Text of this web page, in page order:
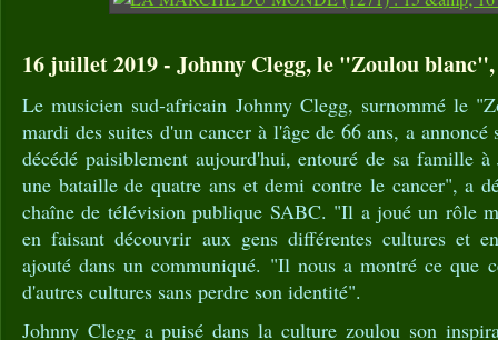
16 juillet 2019 - Johnny Clegg, le "Zoulou blanc",
Le musicien sud-africain Johnny Clegg, surnommé le
mardi des suites d'un cancer à l'âge de 66 ans, a annoncé
décédé paisiblement aujourd'hui, entouré de sa famille à
une bataille de quatre ans et demi contre le cancer", a
chaîne de télévision publique SABC. "Il a joué un rôle
en faisant découvrir aux gens différentes cultures et
ajouté dans un communiqué. "Il nous a montré ce que
d'autres cultures sans perdre son identité".
Johnny Clegg a puisé dans la culture zoulou son